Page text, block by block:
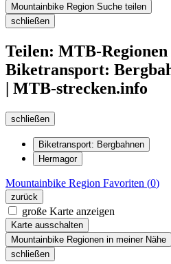
Mountainbike Region Suche teilen
schließen
Teilen: MTB-
Biketransport:
| MTB-strecken.info
schließen
Biketransport: Bergbahnen
Hermagor
Mountainbike Region Favoriten (0)
zurück
große Karte anzeigen
Karte ausschalten
Mountainbike Regionen in meiner Nähe
schließen